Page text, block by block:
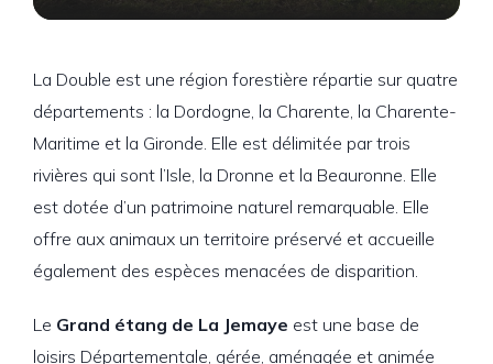
La Double est une région forestière répartie sur quatre
départements : la Dordogne, la Charente, la Charente-
Maritime et la Gironde. Elle est délimitée par trois
rivières qui sont l’Isle, la Dronne et la Beauronne. Elle
est dotée d’un patrimoine naturel remarquable. Elle
offre aux animaux un territoire préservé et accueille
également des espèces menacées de disparition.
Le Grand étang de La Jemaye est une base de
loisirs Départementale, gérée, aménagée et animée